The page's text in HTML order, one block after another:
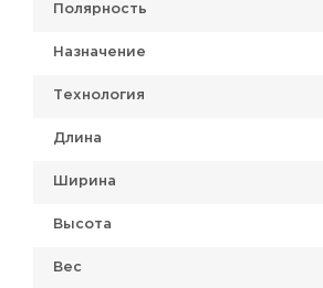
Полярность
Назначение
Технология
Длина
Ширина
Высота
Вес